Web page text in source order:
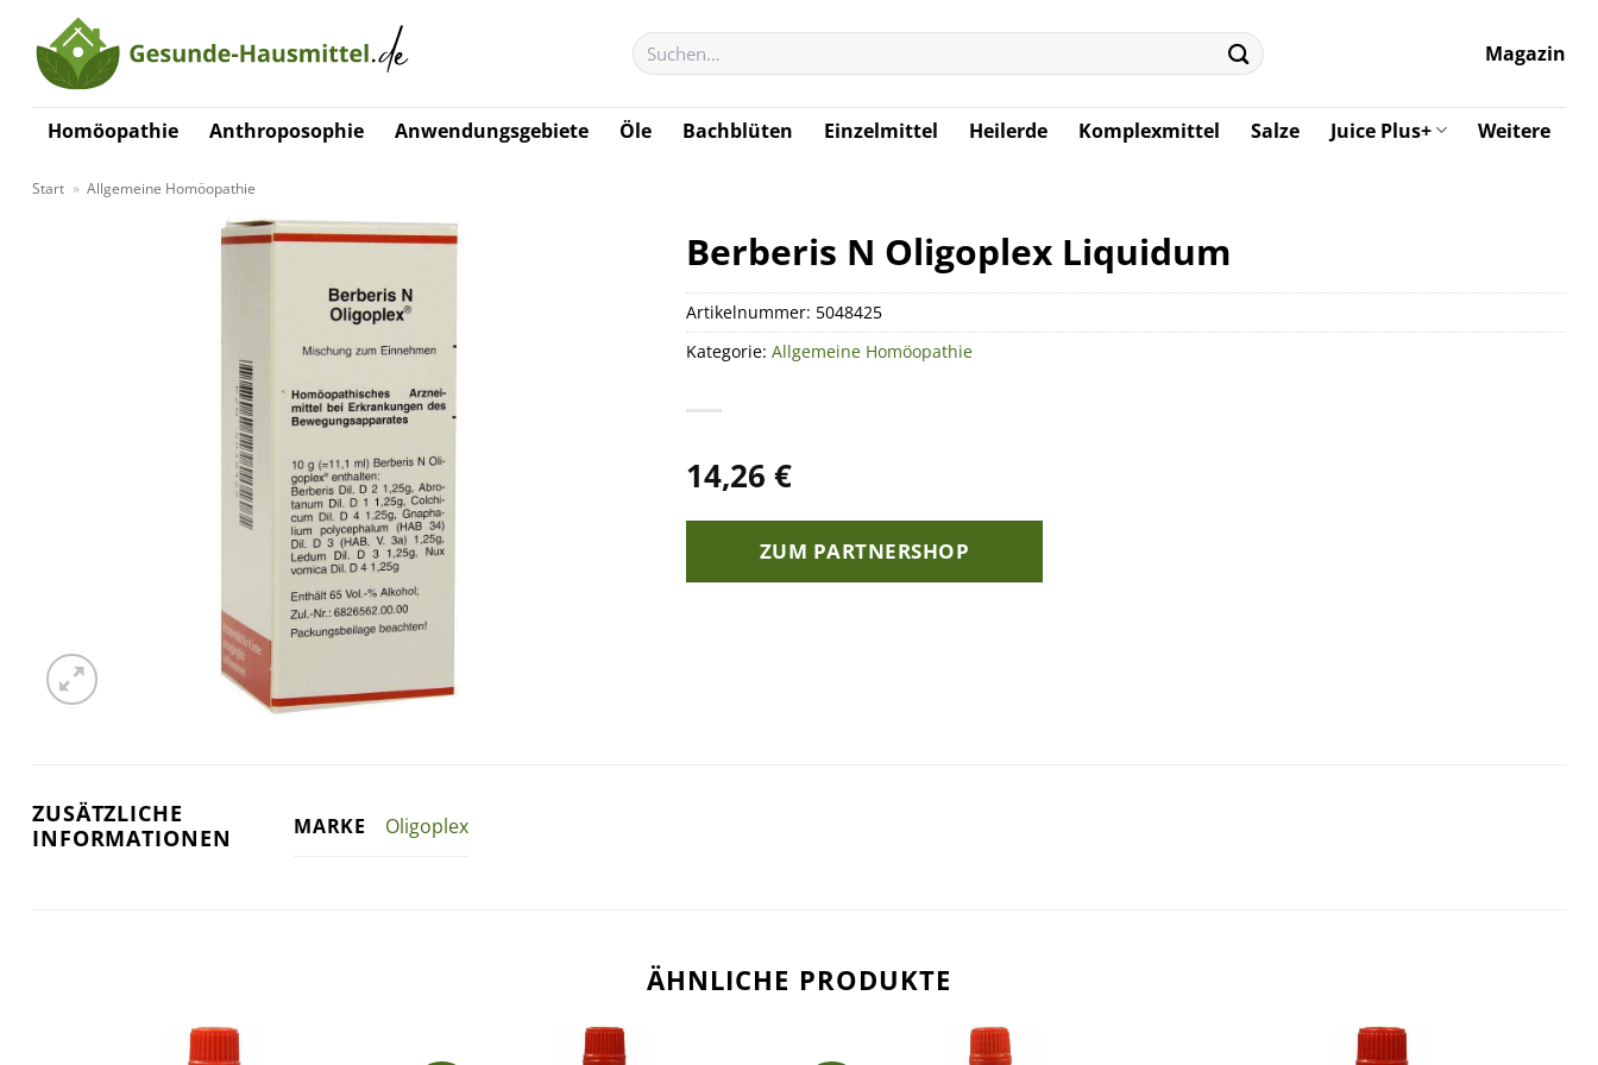
Inhalt
springen
Suchen
nach:
Magazin
Homöopathie Anthroposophie Anwendungsgebiete Öle Bachblüten Einzelmittel Heilerde Komplexmittel Salze Juice Plus+ Weitere
Start » Allgemeine Homöopathie
Berberis N Oligoplex Liquidum
14,26 €
ZUM PARTNERSHOP
Artikelnummer: 5048425
Kategorie: Allgemeine Homöopathie
ZUSÄTZLICHE
INFORMATIONEN
MARKE Oligoplex
ÄHNLICHE PRODUKTE